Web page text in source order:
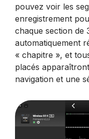
pouvez voir les
enregistrement
chaque section de
automatiquement
« chapitre », et
placés
navigation et une